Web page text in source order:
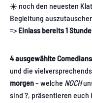
☀️ noch den neuesten
Begleitung
=> Einlass bereits 1
4 ausgewählte Comedians
und die
morgen– welche NOCH
sind ?, präsentieren euch